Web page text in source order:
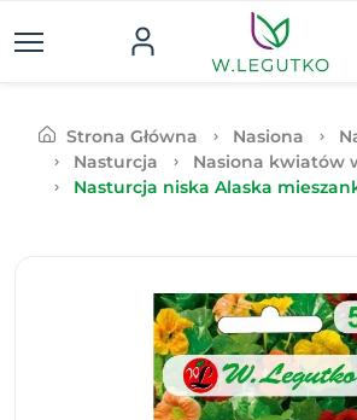
Strona Główna Nasiona
Nasturcja
Nasiona kwiatów
Nasturcja niska Alaska